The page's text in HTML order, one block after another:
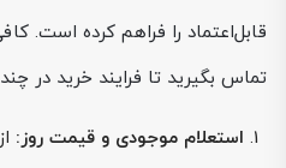
قابل‌اعتماد را فراهم کرده است.
تماس بگیرید تا فرایند خرید در
استعلام موجودی و قیمت روز: